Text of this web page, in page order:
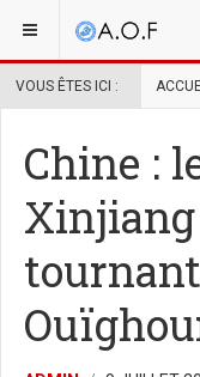
VOUS ÊTES ICI :
Chine :
Xinjiang